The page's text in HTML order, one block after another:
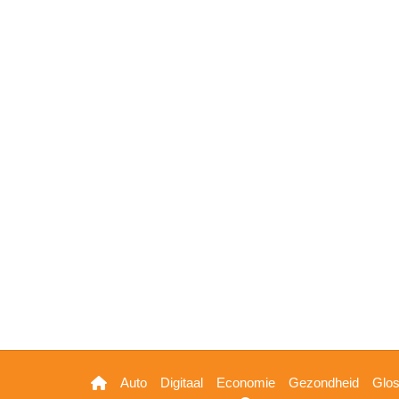
Hoofdnavigatie
Auto Digitaal Economie Gezondheid